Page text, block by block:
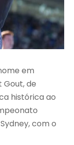
em
Gout, de
histórica ao
com o